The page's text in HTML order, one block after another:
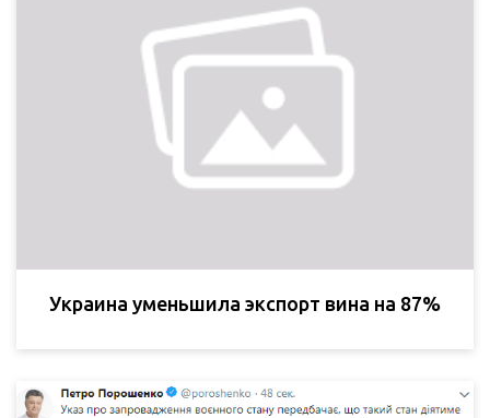
Украина уменьшила экспорт вина на 87%